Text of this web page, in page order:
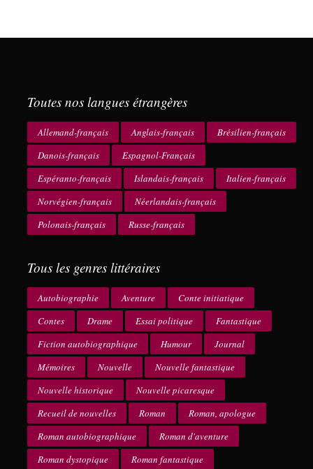
Toutes nos langues étrangères
Allemand-français Anglais-français
Brésilien-français
Danois-français
Espagnol-Français
Espéranto-français
Islandais-français
Italien-français
Norvégien-français
Néerlandais-français
Polonais-français
Russe-français
Tous les genres littéraires
Autobiographie Aventure
Conte initiatique
Contes
Drame Essai politique
Fantastique
Fiction autobiographique
Humour
Journal
Mémoires
Nouvelle
Nouvelle fantastique
Nouvelle historique
Nouvelle picaresque
Recueil de nouvelles
Roman
Roman, apologue
Roman autobiographique
Roman d'aventure
Roman dystopique
Roman fantastique